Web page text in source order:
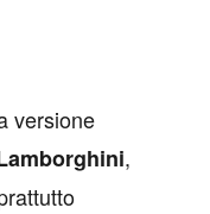
versione
,